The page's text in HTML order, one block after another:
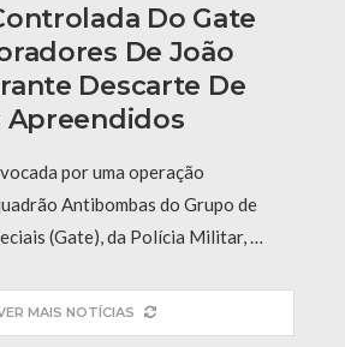
Do Gate
De João
Descarte De
Apreendidos
por uma operação
Antibombas do Grupo de
(Gate), da Polícia Militar, …
MAIS NOTÍCIAS